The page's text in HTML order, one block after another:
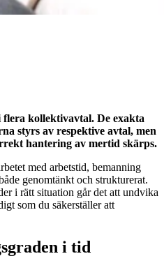
kollektivavtal. De exakta
styrs av respektive avtal, men
hantering av mertid skärps.
med arbetstid, bemanning
genomtänkt och strukturerat.
i rätt situation går det att undvika
som du säkerställer att
i tid